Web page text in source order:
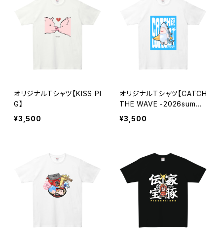
オリジナルTシャツ【KISS PI
G】
¥3,500
オリジナルTシャツ【CATCH
THE WAVE -2026summe
r-】
¥3,500